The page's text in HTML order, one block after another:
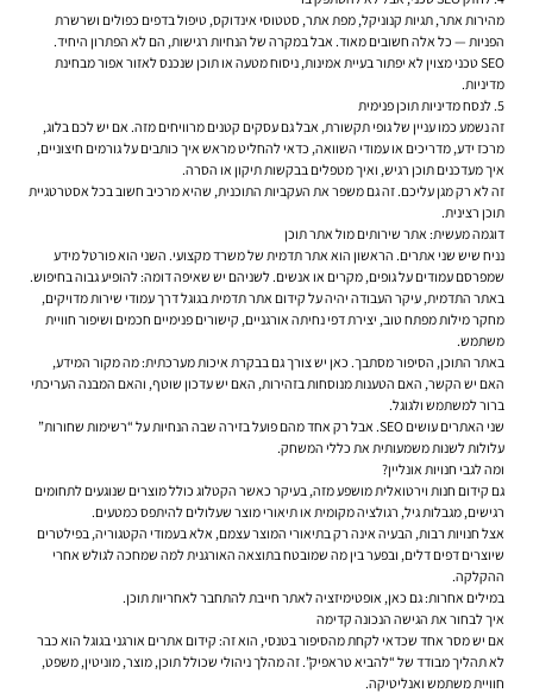
מהירות אתר, תגיות קנוניקל, מפת אתר, סטטוסי אינדוקס, טיפול בדפים כפולים ושרשרת
הפניות — כל אלה חשובים מאוד. אבל במקרה של הנחיות רגישות, הם לא הפתרון היחיד.
SEO טכני מצוין לא יפתור בעיית אמינות, ניסוח מטעה או תוכן שנכנס לאזור אפור מבחינת
מדיניות.
5. לנסח מדיניות תוכן פנימית
זה נשמע כמו עניין של גופי תקשורת, אבל גם עסקים קטנים מרוויחים מזה. אם יש לכם בלוג,
מרכז ידע, מדריכים או עמודי השוואה, כדאי להחליט מראש איך כותבים על גורמים חיצוניים,
איך מעדכנים תוכן רגיש, ואיך מטפלים בבקשות תיקון או הסרה.
זה לא רק מגן עליכם. זה גם משפר את העקביות התוכנית, שהיא מרכיב חשוב בכל אסטרטגיית
תוכן רצינית.
דוגמה מעשית: אתר שירותים מול אתר תוכן
נניח שיש שני אתרים. הראשון הוא אתר תדמית של משרד מקצועי. השני הוא פורטל מידע
שמפרסם עמודים על גופים, מקרים או אנשים. לשניהם יש שאיפה דומה: להופיע גבוה בחיפוש.
באתר התדמית, עיקר העבודה יהיה על קידום אתר תדמית בגוגל דרך עמודי שירות מדויקים,
מחקר מילות מפתח טוב, יצירת דפי נחיתה אורגניים, קישורים פנימיים חכמים ושיפור חוויית
משתמש.
באתר התוכן, הסיפור מסתבך. כאן יש צורך גם בבקרת איכות מערכתית: מה מקור המידע,
האם יש הקשר, האם הטענות מנוסחות בזהירות, האם יש עדכון שוטף, והאם המבנה העריכתי
ברור למשתמש ולגוגל.
שני האתרים עושים SEO. אבל רק אחד מהם פועל בזירה שבה הנחיות על “רשימות שחורות”
עלולות לשנות משמעותית את כללי המשחק.
ומה לגבי חנויות אונליין?
גם קידום חנות וירטואלית מושפע מזה, בעיקר כאשר הקטלוג כולל מוצרים שנוגעים לתחומים
רגישים, מגבלות גיל, רגולציה מקומית או תיאורי מוצר שעלולים להיתפס כמטעים.
אצל חנויות רבות, הבעיה אינה רק בתיאורי המוצר עצמם, אלא בעמודי הקטגוריה, בפילטרים
שיוצרים דפים דלים, ובפער בין מה שמובטח בתוצאה האורגנית למה שמחכה לגולש אחרי
ההקלקה.
במילים אחרות: גם כאן, אופטימיזציה לאתר חייבת להתחבר לאחריות תוכן.
איך לבחור את הגישה הנכונה קדימה
אם יש מסר אחד שכדאי לקחת מהסיפור בטנסי, הוא זה: קידום אתרים אורגני בגוגל הוא כבר
לא תהליך מבודד של “להביא טראפיק”. זה מהלך ניהולי שכולל תוכן, מוצר, מוניטין, משפט,
חוויית משתמש ואנליטיקה.